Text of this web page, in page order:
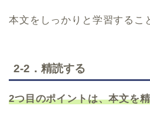
本文をしっかりと学習するこ
2-2．精読する
2つ目のポイントは、本文を